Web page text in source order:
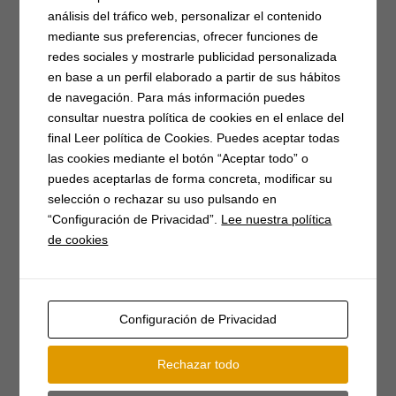
Etiquetas
(3) Actividades (18) Artesanía (2)
Asoc. Músico-cultural(7) Atención al publico (2)
Autocaravanas
Campaña matanzas (3) Casa del Parque (3) Catastro (2)
Caza(7) Concentración(3) concierto(1) Conciliar
Covid-19 día de la mujer
emprendimiento(5) Empresarios (3) EPIs(3)
Festival del piorno
Homenaje(3) ludoteca(4) media maratón(3)
Mujer rural(2)
Músicos en la Naturaleza
análisis del tráfico web, personalizar el contenido
mediante sus preferencias, ofrecer funciones de
redes sociales y mostrarle publicidad personalizada
en base a un perfil elaborado a partir de sus hábitos
de navegación. Para más información puedes
consultar nuestra política de cookies en el enlace del
final Leer política de Cookies. Puedes aceptar todas
las cookies mediante el botón “Aceptar todo” o
puedes aceptarlas de forma concreta, modificar su
selección o rechazar su uso pulsando en
“Configuración de Privacidad”. Lee nuestra política
de cookies
Configuración de Privacidad
Rechazar todo